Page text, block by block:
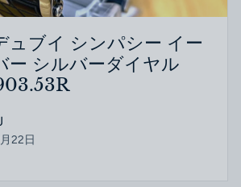
ュブイ シンパシー イー
ー シルバーダイヤル
22日